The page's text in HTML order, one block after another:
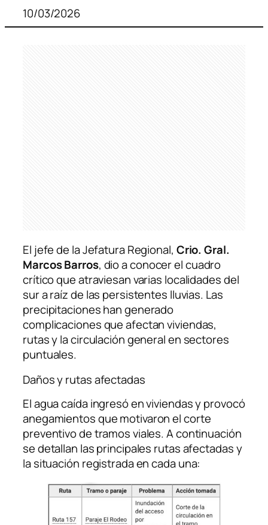
10/03/2026
El jefe de la Jefatura Regional, Crio. Gral.
Marcos Barros, dio a conocer el cuadro
crítico que atraviesan varias localidades del
sur a raíz de las persistentes lluvias. Las
precipitaciones han generado
complicaciones que afectan viviendas,
rutas y la circulación general en sectores
puntuales.
Daños y rutas afectadas
El agua caída ingresó en viviendas y provocó
anegamientos que motivaron el corte
preventivo de tramos viales. A continuación
se detallan las principales rutas afectadas y
la situación registrada en cada una: